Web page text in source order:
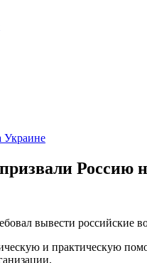
Украине
Россию
вывести
и практическую